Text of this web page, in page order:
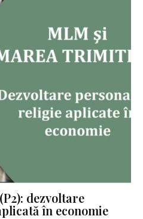
dezvoltare
în economie